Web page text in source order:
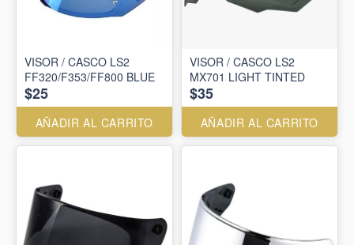
VISOR / CASCO LS2
FF320/F353/FF800 BLUE
$25
AÑADIR AL CARRITO
VISOR / CASCO LS2
MX701 LIGHT TINTED
$35
AÑADIR AL CARRITO